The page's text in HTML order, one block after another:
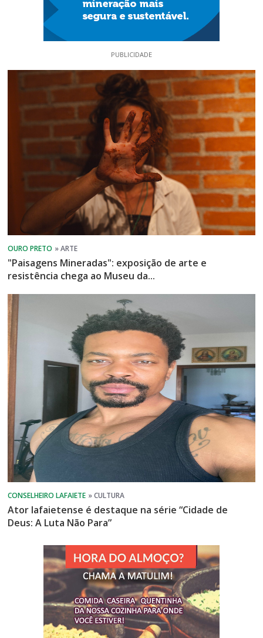
PUBLICIDADE
"Paisagens Mineradas": exposição de arte e
resistência chega ao Museu da...
Ator lafaietense é destaque na série “Cidade de
Deus: A Luta Não Para”